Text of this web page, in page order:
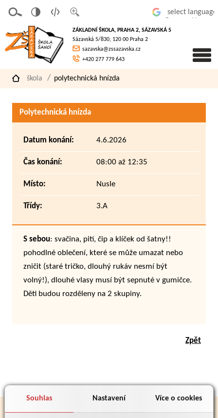
Souhlas Nastavení Více o cookies
písmo
á
verze
pro
slaboz
raké
ZÁKLADNÍ ŠKOLA, PRAHA 2, SÁZAVSKÁ 5
Sázavská 5/830, 120 00 Praha 2
sazavska@zssazavska.cz
+420 277 779 643
škola polytechnická hnízda
Polytechnická hnízda
Datum konání: 4.6.2026
Čas konání: 08:00 až 12:35
Místo: Nusle
Třídy: 3.A
S sebou: svačina, pití, čip a klíček od šatny!!
pohodlné oblečení, které se může umazat nebo
zničit (staré tričko, dlouhý rukáv nesmí být
volný!), dlouhé vlasy musí být sepnuté v gumičce.
Děti budou rozděleny na 2 skupiny.
Zpět
PARTNEŘI